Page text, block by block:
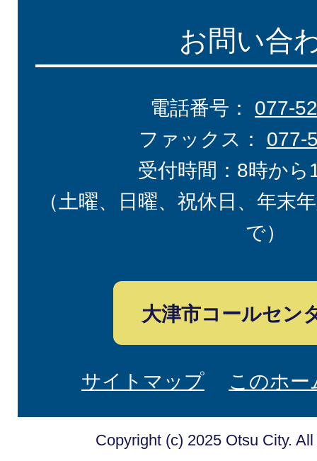
お問い合
電話番号： 077-
ファックス： 077-
受付時間：8時から
（土曜、日曜、祝休日、年末
で）
大津市コールセン
サイトマップ このホ
Copyright (c) 2025 Otsu City.